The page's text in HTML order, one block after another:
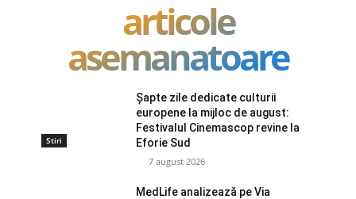
articole
asemanatoare
Stiri
Șapte zile dedicate culturii
europene la mijloc de august:
Festivalul Cinemascop revine la
Eforie Sud
7 august 2026
MedLife analizează pe Via